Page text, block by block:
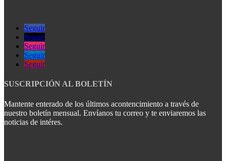
Seguir
Seguir
Seguir
Seguir
Seguir
SUSCRIPCIÓN AL BOLETÍN
Mantente enterado de los últimos acontencimiento a través de
nuestro boletín mensual. Envíanos tu correo y te enviaremos las
noticias de intéres.